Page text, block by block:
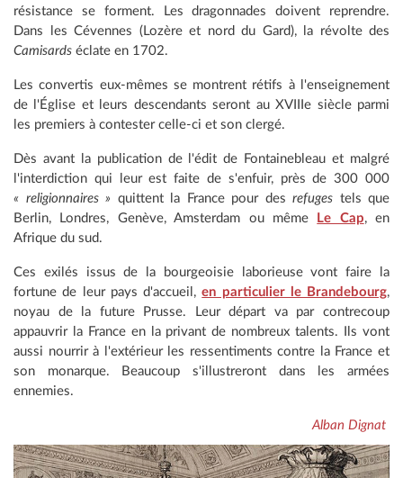
résistance se forment. Les dragonnades doivent reprendre.
Dans les Cévennes (Lozère et nord du Gard), la révolte des
Camisards éclate en 1702.
Les convertis eux-mêmes se montrent rétifs à l'enseignement
de l'Église et leurs descendants seront au XVIIIe siècle parmi
les premiers à contester celle-ci et son clergé.
Dès avant la publication de l'édit de Fontainebleau et malgré
l'interdiction qui leur est faite de s'enfuir, près de 300 000
« religionnaires » quittent la France pour des refuges tels que
Berlin, Londres, Genève, Amsterdam ou même
Le Cap, en
Afrique du sud.
Ces exilés issus de la bourgeoisie laborieuse vont faire la
fortune de leur pays d'accueil,en particulier le Brandebourg,
noyau de la future Prusse. Leur départ va par contrecoup
appauvrir la France en la privant de nombreux talents. Ils vont
aussi nourrir à l'extérieur les ressentiments contre la France et
son monarque. Beaucoup s'illustreront dans les armées
ennemies.
Alban Dignat